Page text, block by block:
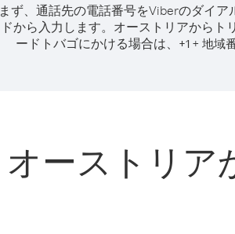
まず、通話先の電話番号をViberのダイア
ドから入力します。 オーストリアからト
ードトバゴにかける場合は、 +1 + 地域
オーストリア